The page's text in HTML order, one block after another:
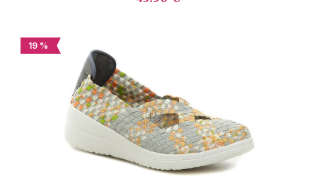
19 %